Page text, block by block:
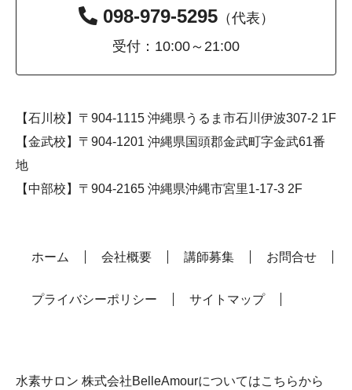
098-979-5295（代表）
受付：10:00～21:00
【石川校】〒904-1115 沖縄県うるま市石川伊波307-2 1F
【金武校】〒904-1201 沖縄県国頭郡金武町字金武61番
地
【中部校】〒904-2165 沖縄県沖縄市宮里1-17-3 2F
ホーム 会社概要 講師募集 お問合せ
プライバシーポリシー サイトマップ
水素サロン 株式会社BelleAmourについてはこちらから